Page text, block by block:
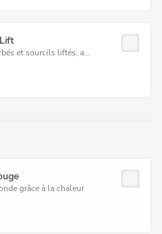
et sourcils liftés, a...
grâce à la chaleur